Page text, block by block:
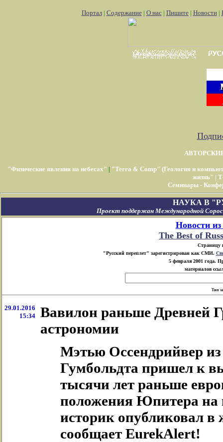
Портал| Содержание| О нас| Пишите| Новости|
"Физические явления на небесах" | "Terra & Comp" (Геология и
жизнь" |
Семинары -
НАУКА В
Проект поддержан Международной
Новости
The Best of
Страницу
"Русский переплет" зарегистрирован как СМИ.
5 февраля 2001 года.
материалов
Тип
29.01.2016
15:34
Вавилон раньше Древней
астрономии
Мэтью Оссендрийвер
Гумбольдта пришел к
тысячи лет раньше
положения Юпитера на
историк опубликовал в
сообщает EurekAlert!